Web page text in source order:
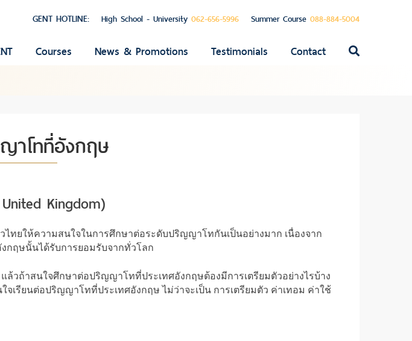
GENT HOTLINE: High School - University 062-656-5996 Summer Course 088-884-5004
Courses News & Promotions Testimonials Contact
าโทที่อังกฤษ
Kingdom)
ไทยให้ความสนใจในการศึกษาต่อระดับปริญญาโทกันเป็นอย่างมาก เนื่องจาก
กฤษนั้นได้รับการยอมรับจากทั่วโลก
วถ้าสนใจศึกษาต่อปริญญาโทที่ประเทศอังกฤษต้องมีการเตรียมตัวอย่างไรบ้าง
เรียนต่อปริญญาโทที่ประเทศอังกฤษ ไม่ว่าจะเป็น การเตรียมตัว ค่าเทอม ค่าใช้